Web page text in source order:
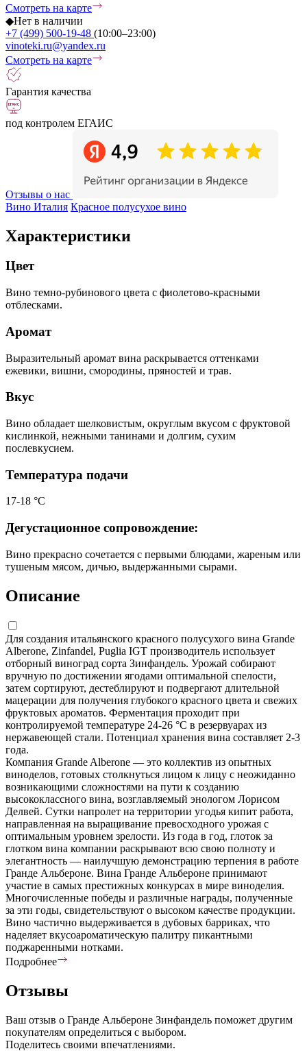
Смотреть на карте
◆Нет в наличии
+7 (499) 500-19-48 (10:00–23:00)
vinoteki.ru@yandex.ru
Смотреть на карте
Гарантия качества
под контролем ЕГАИС
Отзывы о нас
Вино Италия Красное полусухое вино
Характеристики
Цвет
Вино темно-рубинового цвета с фиолетово-красными
отблесками.
Аромат
Выразительный аромат вина раскрывается оттенками
ежевики, вишни, смородины, пряностей и трав.
Вкус
Вино обладает шелковистым, округлым вкусом с фруктовой
кислинкой, нежными танинами и долгим, сухим
послевкусием.
Температура подачи
17-18 °С
Дегустационное сопровождение:
Вино прекрасно сочетается с первыми блюдами, жареным или
тушеным мясом, дичью, выдержанными сырами.
Описание
Для создания итальянского красного полусухого вина Grande
Alberone, Zinfandel, Puglia IGT производитель использует
отборный виноград сорта Зинфандель. Урожай собирают
вручную по достижении ягодами оптимальной спелости,
затем сортируют, дестеблируют и подвергают длительной
мацерации для получения глубокого красного цвета и свежих
фруктовых ароматов. Ферментация проходит при
контролируемой температуре 24-26 °C в резервуарах из
нержавеющей стали. Потенциал хранения вина составляет 2-3
года.
Компания Grande Alberone — это коллектив из опытных
виноделов, готовых столкнуться лицом к лицу с неожиданно
возникающими сложностями на пути к созданию
высококлассного вина, возглавляемый энологом Лорисом
Делвей. Сутки напролет на территории угодья кипит работа,
направленная на выращивание превосходного урожая с
оптимальным уровнем зрелости. Из года в год, глоток за
глотком вина компании раскрывают всю свою полноту и
элегантность — наилучшую демонстрацию терпения в работе
Гранде Альбероне. Вина Гранде Альбероне принимают
участие в самых престижных конкурсах в мире виноделия.
Многочисленные победы и различные награды, полученные
за эти годы, свидетельствуют о высоком качестве продукции.
Вино частично выдерживается в дубовых барриках, что
наделяет вкусоароматическую палитру пикантными
поджаренными нотками.
Подробнее
Отзывы
Ваш отзыв о Гранде Альбероне Зинфандель поможет другим
покупателям определиться с выбором.
Поделитесь своими впечатлениями.